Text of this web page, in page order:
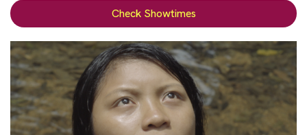
Check Showtimes